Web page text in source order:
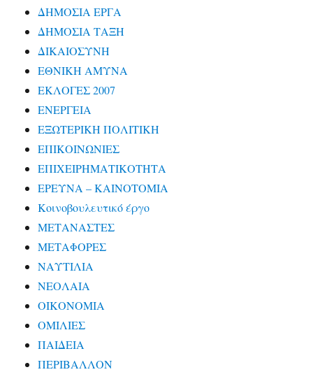
ΔΗΜΟΣΙΑ ΕΡΓΑ
ΔΗΜΟΣΙΑ ΤΑΞΗ
ΔΙΚΑΙΟΣΥΝΗ
ΕΘΝΙΚΗ ΑΜΥΝΑ
ΕΚΛΟΓΕΣ 2007
ΕΝΕΡΓΕΙΑ
ΕΞΩΤΕΡΙΚΗ ΠΟΛΙΤΙΚΗ
ΕΠΙΚΟΙΝΩΝΙΕΣ
ΕΠΙΧΕΙΡΗΜΑΤΙΚΟΤΗΤΑ
ΕΡΕΥΝΑ – ΚΑΙΝΟΤΟΜΙΑ
Κοινοβουλευτικό έργο
ΜΕΤΑΝΑΣΤΕΣ
ΜΕΤΑΦΟΡΕΣ
ΝΑΥΤΙΛΙΑ
ΝΕΟΛΑΙΑ
ΟΙΚΟΝΟΜΙΑ
ΟΜΙΛΙΕΣ
ΠΑΙΔΕΙΑ
ΠΕΡΙΒΑΛΛΟΝ